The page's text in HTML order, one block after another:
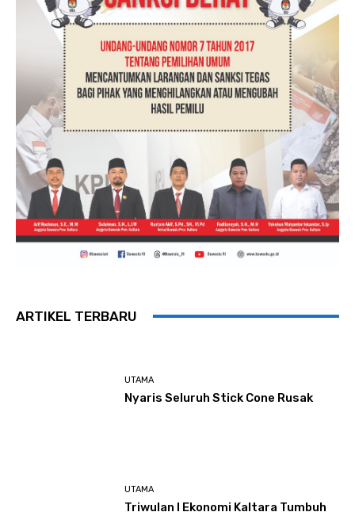
ARTIKEL TERBARU
UTAMA
Nyaris Seluruh Stick Cone Rusak
UTAMA
Triwulan I Ekonomi Kaltara Tumbuh